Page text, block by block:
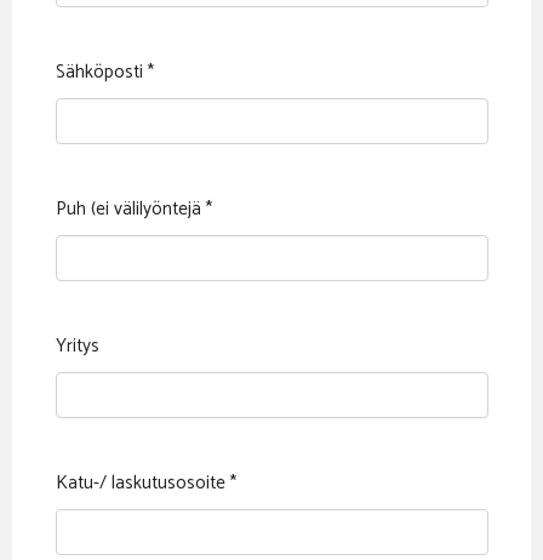
Sähköposti *
Puh (ei välilyöntejä *
Yritys
Katu-/ laskutusosoite*